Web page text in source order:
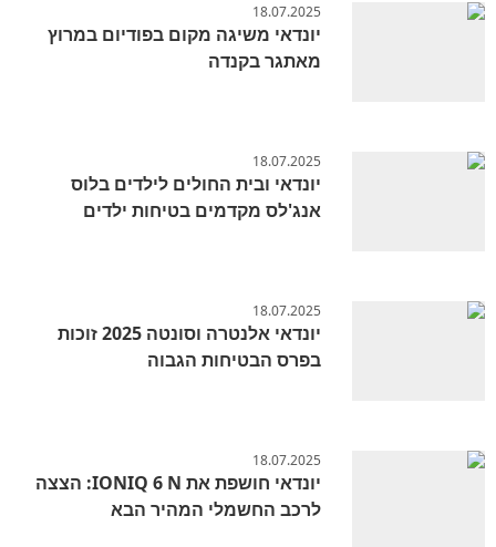
18.07.2025
יונדאי משיגה מקום בפודיום במרוץ
מאתגר בקנדה
18.07.2025
יונדאי ובית החולים לילדים בלוס
אנג'לס מקדמים בטיחות ילדים
18.07.2025
יונדאי אלנטרה וסונטה 2025 זוכות
בפרס הבטיחות הגבוה
18.07.2025
יונדאי חושפת את IONIQ 6 N: הצצה
לרכב החשמלי המהיר הבא